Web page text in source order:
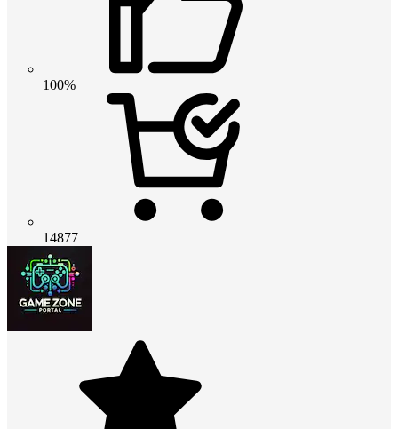
100%
14877